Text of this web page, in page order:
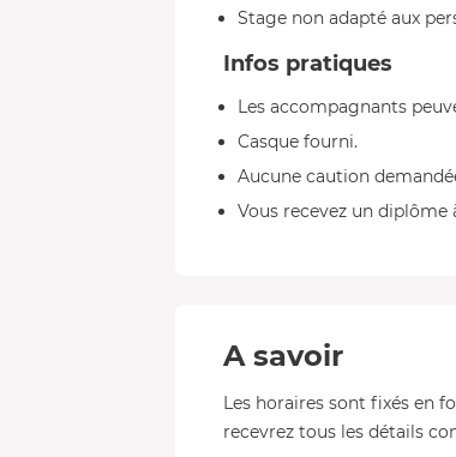
Stage non adapté aux
Infos pratiques
Les accompagnants
Casque fourni.
Aucune caution
Vous recevez un diplôme
A savoir
Les horaires sont fixés en
recevrez tous les détails